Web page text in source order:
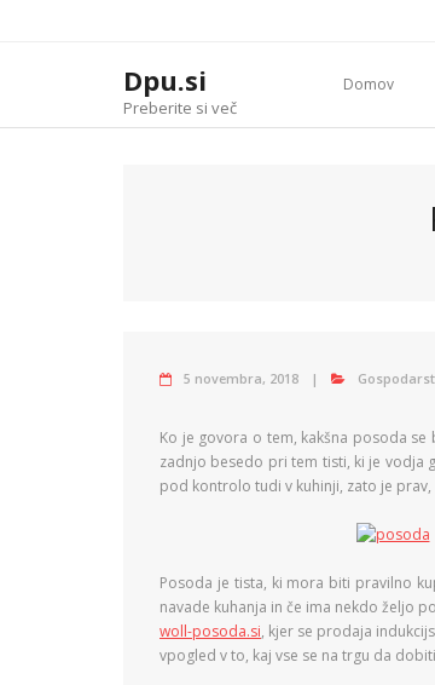
Dpu.si
Preberite si več
Domov
5 novembra, 2018
Ko je govora o tem, kakšna posoda
zadnjo besedo pri tem tisti, ki je vodja
pod kontrolo tudi v kuhinji, zato je
Posoda je tista, ki mora biti pravilno
navade kuhanja in če ima nekdo željo
woll-posoda.si, kjer se prodaja
vpogled v to, kaj vse se na trgu da